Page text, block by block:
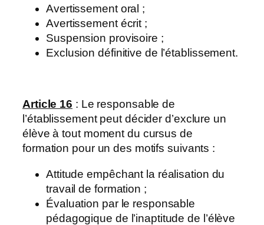
Avertissement oral ;
Avertissement écrit ;
Suspension provisoire ;
Exclusion définitive de l’établissement.
Article 16 : Le responsable de
l’établissement peut décider d’exclure un
élève à tout moment du cursus de
formation pour un des motifs suivants :
Attitude empêchant la réalisation du
travail de formation ;
Évaluation par le responsable
pédagogique de l’inaptitude de l’élève